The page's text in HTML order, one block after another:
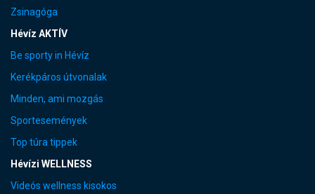
Zsinagóga
Hévíz AKTÍV
Be sporty in Hévíz
Kerékpáros útvonalak
Minden, ami mozgás
Sportesemények
Top túra tippek
Hévízi WELLNESS
Videós wellness kisokos